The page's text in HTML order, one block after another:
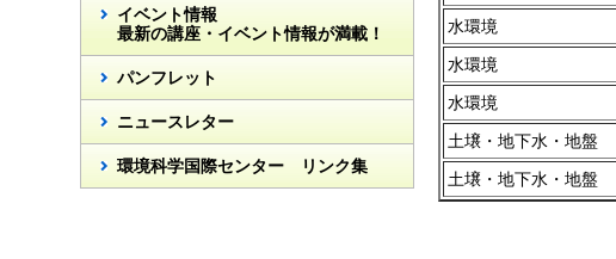
イベント情報
最新の講座・イベント情報が満載！
パンフレット
ニュースレター
環境科学国際センター リンク集
水環境
水環境
水環境
土壌・地下水・地盤
土壌・地下水・地盤